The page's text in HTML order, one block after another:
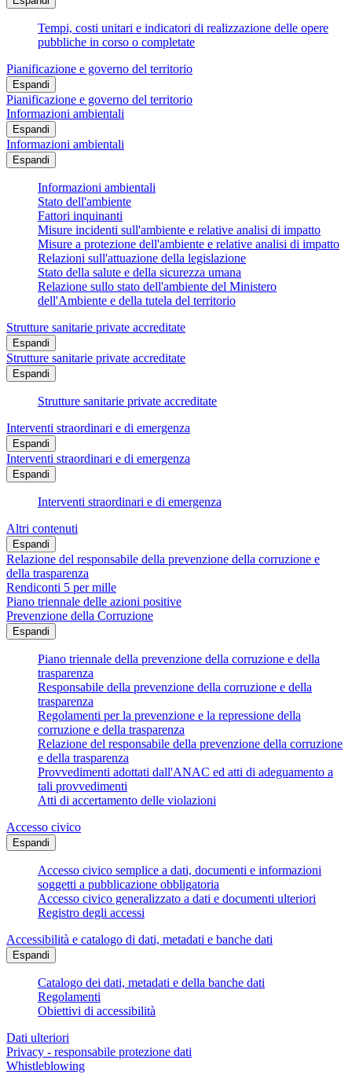
Tempi, costi unitari e indicatori di realizzazione delle opere
pubbliche in corso o completate
Pianificazione e governo del territorio
Espandi
Pianificazione e governo del territorio
Informazioni ambientali
Espandi
Informazioni ambientali
Espandi
Informazioni ambientali
Stato dell'ambiente
Fattori inquinanti
Misure incidenti sull'ambiente e relative analisi di impatto
Misure a protezione dell'ambiente e relative analisi di impatto
Relazioni sull'attuazione della legislazione
Stato della salute e della sicurezza umana
Relazione sullo stato dell'ambiente del Ministero
dell'Ambiente e della tutela del territorio
Strutture sanitarie private accreditate
Espandi
Strutture sanitarie private accreditate
Espandi
Strutture sanitarie private accreditate
Interventi straordinari e di emergenza
Espandi
Interventi straordinari e di emergenza
Espandi
Interventi straordinari e di emergenza
Altri contenuti
Espandi
Relazione del responsabile della prevenzione della corruzione e
della trasparenza
Rendiconti 5 per mille
Piano triennale delle azioni positive
Prevenzione della Corruzione
Espandi
Piano triennale della prevenzione della corruzione e della
trasparenza
Responsabile della prevenzione della corruzione e della
trasparenza
Regolamenti per la prevenzione e la repressione della
corruzione e della trasparenza
Relazione del responsabile della prevenzione della corruzione
e della trasparenza
Provvedimenti adottati dall'ANAC ed atti di adeguamento a
tali provvedimenti
Atti di accertamento delle violazioni
Accesso civico
Espandi
Accesso civico semplice a dati, documenti e informazioni
soggetti a pubblicazione obbligatoria
Accesso civico generalizzato a dati e documenti ulteriori
Registro degli accessi
Accessibilità e catalogo di dati, metadati e banche dati
Espandi
Catalogo dei dati, metadati e della banche dati
Regolamenti
Obiettivi di accessibilità
Dati ulteriori
Privacy - responsabile protezione dati
Whistleblowing